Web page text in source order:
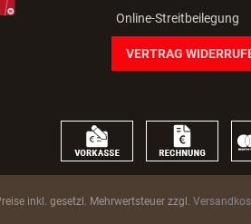
Online-Streitbeilegung
VERTRAG
inkl. gesetzl. Mehrwertsteuer zzgl.